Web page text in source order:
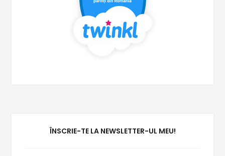
ÎNSCRIE-TE LA NEWSLETTER-UL MEU!